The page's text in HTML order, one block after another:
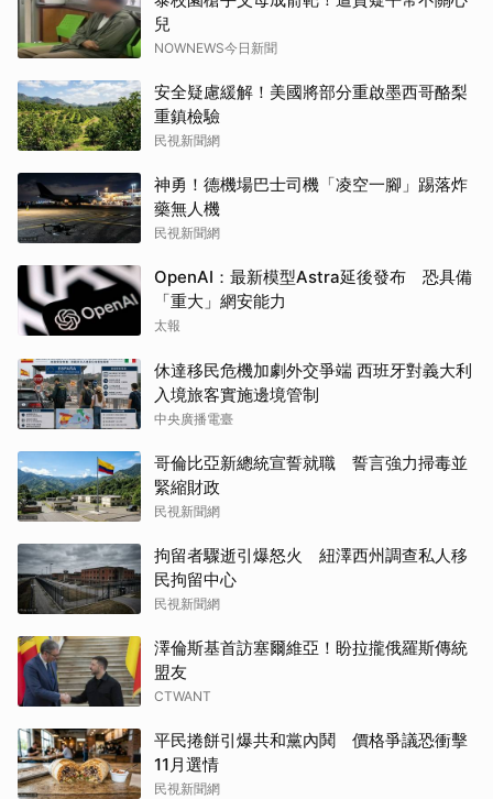
兒
NOWNEWS今日新聞
安全疑慮緩解！美國將部分重啟墨西哥酪梨
重鎮檢驗
民視新聞網
神勇！德機場巴士司機「凌空一腳」踢落炸
藥無人機
民視新聞網
OpenAI：最新模型Astra延後發布 恐具備
「重大」網安能力
太報
休達移民危機加劇外交爭端 西班牙對義大利
入境旅客實施邊境管制
中央廣播電臺
哥倫比亞新總統宣誓就職 誓言強力掃毒並
緊縮財政
民視新聞網
拘留者驟逝引爆怒火 紐澤西州調查私人移
民拘留中心
民視新聞網
澤倫斯基首訪塞爾維亞！盼拉攏俄羅斯傳統
盟友
CTWANT
平民捲餅引爆共和黨內鬨 價格爭議恐衝擊
11月選情
民視新聞網